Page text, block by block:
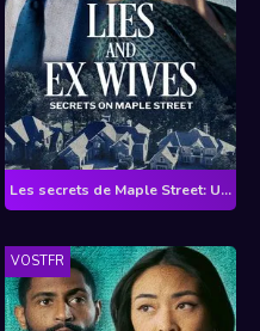
Les secrets de Maple Street: Un voisin va mourir
VOSTFR